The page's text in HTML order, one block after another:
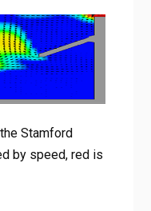
Stamford
by speed, red is